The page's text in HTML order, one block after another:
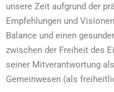
unsere Zeit aufgrund der
Empfehlungen und
Balance und einen
zwischen der Freiheit des
seiner Mitverantwortung
Gemeinwesen (als